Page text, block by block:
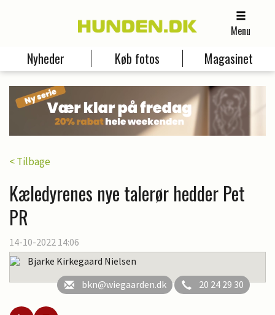
Menu
Nyheder Køb fotos Magasinet
< Tilbage
Kæledyrenes nye talerør hedder Pet
PR
14-10-2022 14:06
Bjarke Kirkegaard Nielsen
bkn@wiegaarden.dk
20 24 29 30